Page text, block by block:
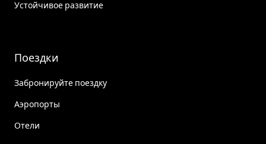
Устойчивое развитие
Поездки
Забронируйте поездку
Аэропорты
Отели